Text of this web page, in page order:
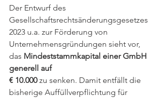
Der Entwurf des
Gesellschaftsrechtsänderungsgesetzes
2023 u.a. zur Förderung von
Unternehmensgründungen sieht vor,
das Mindeststammkapital einer GmbH
generell auf
€ 10.000 zu senken. Damit entfällt die
bisherige Auffüllverpflichtung für